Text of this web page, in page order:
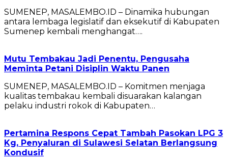
SUMENEP, MASALEMBO.ID – Dinamika hubungan
antara lembaga legislatif dan eksekutif di Kabupaten
Sumenep kembali menghangat….
Mutu Tembakau Jadi Penentu, Pengusaha
Meminta Petani Disiplin Waktu Panen
SUMENEP, MASALEMBO.ID – Komitmen menjaga
kualitas tembakau kembali disuarakan kalangan
pelaku industri rokok di Kabupaten…
Pertamina Respons Cepat Tambah Pasokan LPG 3
Kg, Penyaluran di Sulawesi Selatan Berlangsung
Kondusif